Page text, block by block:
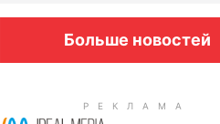
Больше новостей